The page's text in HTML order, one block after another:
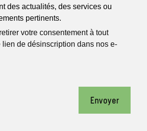
des actualités, des services ou
pertinents.
votre consentement à tout
lien de désinscription dans nos e-
Envoyer